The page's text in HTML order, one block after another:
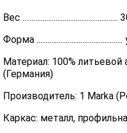
Вес ....................................................
Форма
Материал: 100% литьевой
(Германия)
Производитель: 1 Marka
Каркас: металл,